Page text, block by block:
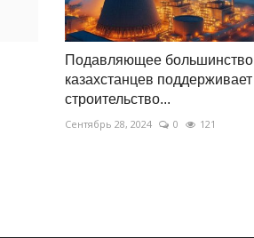
Подавляющее большинство
казахстанцев поддерживает
строительство...
Сентябрь 28, 2024 0 121